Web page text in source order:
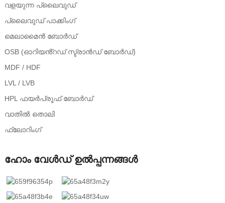
വളയുന്ന പ്ലൈവുഡ്
പ്ലൈവുഡ് പാക്കിംഗ്
മെലാമൈൻ ബോർഡ്
OSB (ഓറിയൻ്റഡ് സ്ട്രാൻഡ് ബോർഡ്)
MDF / HDF
LVL / LVB
HPL ഫയർപ്രൂഫ് ബോർഡ്
വാതിൽ തൊലി
ഫ്ലോറിംഗ്
ഹോം വേൾഡ് ഉൽപ്പന്നങ്ങൾ